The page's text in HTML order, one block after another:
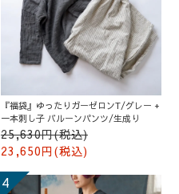
『福袋』ゆったりガーゼロンT/グレー +
一本刺し子 バルーンパンツ/生成り
25,630円(税込)
23,650円(税込)